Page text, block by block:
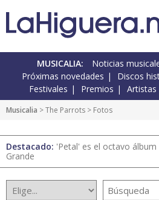
MUSICALIA: Noticias
Próximas novedades
Discos
Festivales
Premios Artistas
Musicalia >The Parrots > Fotos
Destacado: 'Petal' es el octavo
Grande